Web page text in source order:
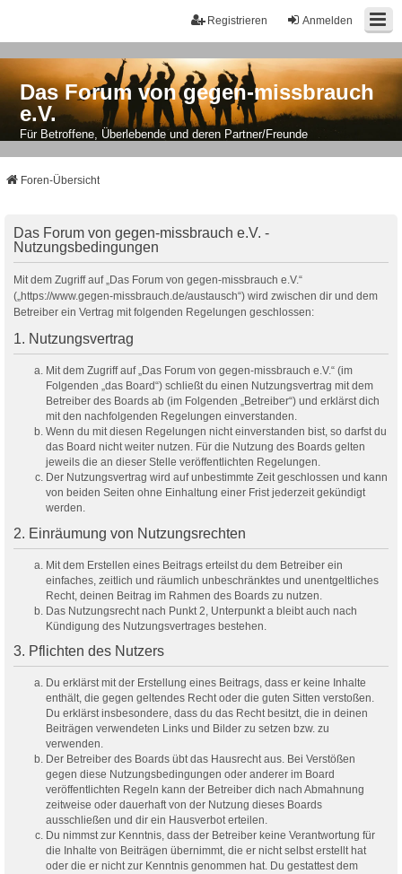
Anmelden
Registrieren
Das Forum von gegen-missbrauch
e.V.
Für Betroffene, Überlebende und deren Partner/Freunde
Foren-Übersicht
Das Forum von gegen-missbrauch e.V. -
Nutzungsbedingungen
Mit dem Zugriff auf „Das Forum von gegen-missbrauch e.V.“
(„https://www.gegen-missbrauch.de/austausch“) wird zwischen dir und dem
Betreiber ein Vertrag mit folgenden Regelungen geschlossen:
1. Nutzungsvertrag
Mit dem Zugriff auf „Das Forum von gegen-missbrauch e.V.“ (im
Folgenden „das Board“) schließt du einen Nutzungsvertrag mit dem
Betreiber des Boards ab (im Folgenden „Betreiber“) und erklärst dich
mit den nachfolgenden Regelungen einverstanden.
Wenn du mit diesen Regelungen nicht einverstanden bist, so darfst du
das Board nicht weiter nutzen. Für die Nutzung des Boards gelten
jeweils die an dieser Stelle veröffentlichten Regelungen.
Der Nutzungsvertrag wird auf unbestimmte Zeit geschlossen und kann
von beiden Seiten ohne Einhaltung einer Frist jederzeit gekündigt
werden.
2. Einräumung von Nutzungsrechten
Mit dem Erstellen eines Beitrags erteilst du dem Betreiber ein
einfaches, zeitlich und räumlich unbeschränktes und unentgeltliches
Recht, deinen Beitrag im Rahmen des Boards zu nutzen.
Das Nutzungsrecht nach Punkt 2, Unterpunkt a bleibt auch nach
Kündigung des Nutzungsvertrages bestehen.
3. Pflichten des Nutzers
Du erklärst mit der Erstellung eines Beitrags, dass er keine Inhalte
enthält, die gegen geltendes Recht oder die guten Sitten verstoßen.
Du erklärst insbesondere, dass du das Recht besitzt, die in deinen
Beiträgen verwendeten Links und Bilder zu setzen bzw. zu
verwenden.
Der Betreiber des Boards übt das Hausrecht aus. Bei Verstößen
gegen diese Nutzungsbedingungen oder anderer im Board
veröffentlichten Regeln kann der Betreiber dich nach Abmahnung
zeitweise oder dauerhaft von der Nutzung dieses Boards
ausschließen und dir ein Hausverbot erteilen.
Du nimmst zur Kenntnis, dass der Betreiber keine Verantwortung für
die Inhalte von Beiträgen übernimmt, die er nicht selbst erstellt hat
oder die er nicht zur Kenntnis genommen hat. Du gestattest dem